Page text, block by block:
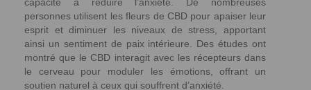
personnes utilisent les fleurs de CBD pour apaiser leur
esprit et diminuer les niveaux de stress, apportant
ainsi un sentiment de paix intérieure. Des études ont
montré que le CBD interagit avec les récepteurs dans
le cerveau pour moduler les émotions, offrant un
soutien naturel à ceux qui souffrent d’anxiété.